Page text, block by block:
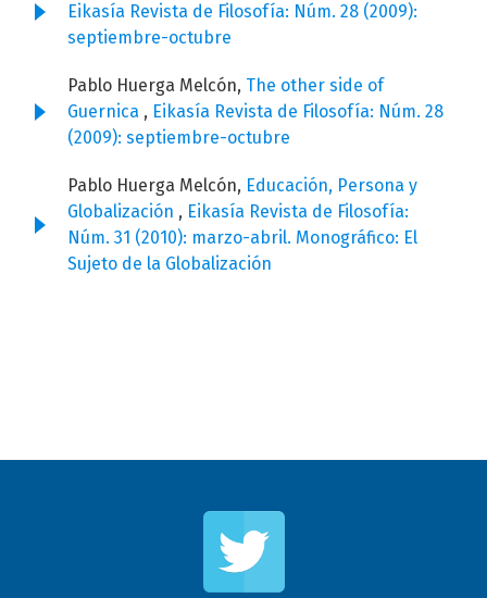
Eikasía Revista de Filosofía: Núm. 28 (2009):
septiembre-octubre
Pablo Huerga Melcón, The other side of
Guernica , Eikasía Revista de Filosofía: Núm. 28
(2009): septiembre-octubre
Pablo Huerga Melcón, Educación, Persona y
Globalización , Eikasía Revista de Filosofía:
Núm. 31 (2010): marzo-abril. Monográfico: El
Sujeto de la Globalización